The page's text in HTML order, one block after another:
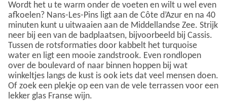
Wordt het u te warm onder de voeten en wilt u wel even
afkoelen? Nans-Les-Pins ligt aan de Côte d’Azur en na 40
minuten kunt u uitwaaien aan de Middellandse Zee. Strijk
neer bij een van de badplaatsen, bijvoorbeeld bij Cassis.
Tussen de rotsformaties door kabbelt het turquoise
water en ligt een mooie zandstrook. Even rondlopen
over de boulevard of naar binnen hoppen bij wat
winkeltjes langs de kust is ook iets dat veel mensen doen.
Of zoek een plekje op een van de vele terrassen voor een
lekker glas Franse wijn.